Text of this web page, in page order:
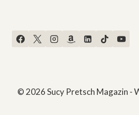
© 2026 Sucy Pretsch Magazin -